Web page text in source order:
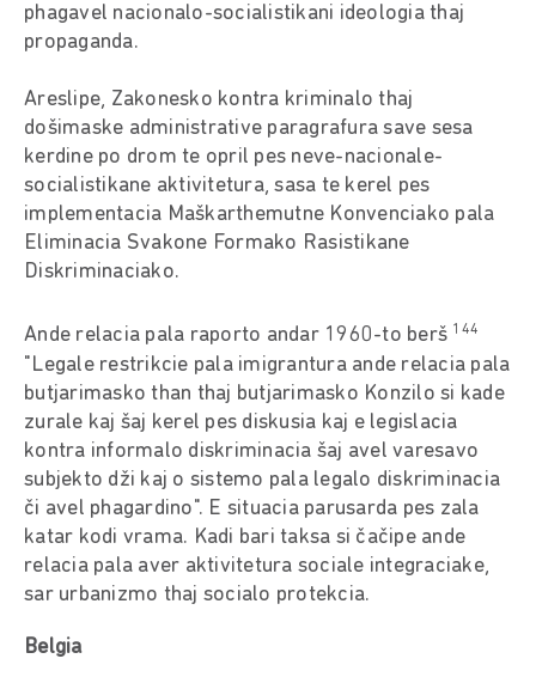
phagavel nacionalo-socialistikani ideologia thaj
propaganda.
Areslipe, Zakonesko kontra kriminalo thaj
došimaske administrative paragrafura save sesa
kerdine po drom te opril pes neve-nacionale-
socialistikane aktivitetura, sasa te kerel pes
implementacia Maškarthemutne Konvenciako pala
Eliminacia Svakone Formako Rasistikane
Diskriminaciako.
Ande relacia pala raporto andar 1960-to berš 144
"Legale restrikcie pala imigrantura ande relacia pala
butjarimasko than thaj butjarimasko Konzilo si kade
zurale kaj šaj kerel pes diskusia kaj e legislacia
kontra informalo diskriminacia šaj avel varesavo
subjekto dži kaj o sistemo pala legalo diskriminacia
či avel phagardino". E situacia parusarda pes zala
katar kodi vrama. Kadi bari taksa si čačipe ande
relacia pala aver aktivitetura sociale integraciake,
sar urbanizmo thaj socialo protekcia.
Belgia